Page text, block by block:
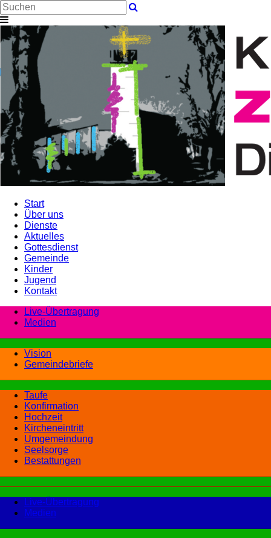
Start
Über uns
Dienste
Aktuelles
Gottesdienst
Gemeinde
Kinder
Jugend
Kontakt
Live-Übertragung
Medien
Vision
Gemeindebriefe
Taufe
Konfirmation
Hochzeit
Kircheneintritt
Umgemeindung
Seelsorge
Bestattungen
Live-Übertragung
Medien